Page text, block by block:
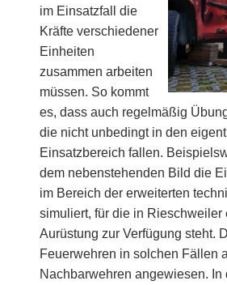
im Einsatzfall die
Kräfte verschiedener
Einheiten
zusammen arbeiten
müssen. So kommt
es, dass auch regelmäßig
die nicht unbedingt in den
Einsatzbereich fallen.
dem nebenstehenden Bild die
im Bereich der erweiterten
simuliert, für die in Rieschweiler
Aurüstung zur Verfügung steht.
Feuerwehren in solchen Fällen
Nachbarwehren angewiesen. In